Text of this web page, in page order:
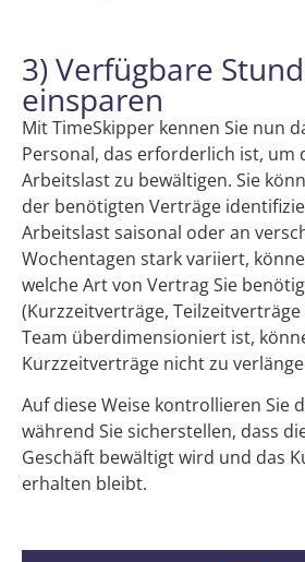
3) Verfügbare
einsparen
Mit TimeSkipper kennen Sie nun
Personal, das erforderlich ist, um
Arbeitslast zu bewältigen. Sie
der benötigten Verträge
Arbeitslast saisonal oder an
Wochentagen stark variiert,
welche Art von Vertrag Sie
(Kurzzeitverträge, Teilzeitverträge
Team überdimensioniert ist,
Kurzzeitverträge nicht zu
Auf diese Weise kontrollieren Sie
während Sie sicherstellen, dass
Geschäft bewältigt wird und das
erhalten bleibt.